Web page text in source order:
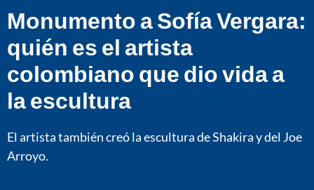
Monumento a Sofía Vergara:
quién es el artista
colombiano que dio vida a
la escultura
El artista también creó la escultura de Shakira y del Joe
Arroyo.